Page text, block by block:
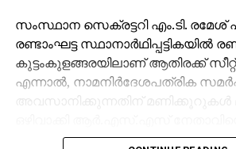
സംസ്ഥാന സെക്രട്ടറി എം.ടി. രമേശ്
രണ്ടാംഘട്ട സ്ഥാനാർഥിപ്പട്ടികയിൽ
കുട്ടംകുളങ്ങരയിലാണ് ആതിരക്ക്
എന്നാൽ, നാമനിർദേശപത്രിക
അവസാനിക്കുന്നതിന് മണിക്കൂറുകൾ
സ്ഥാനാർഥിയാക്കുകയായിരുന്നു.